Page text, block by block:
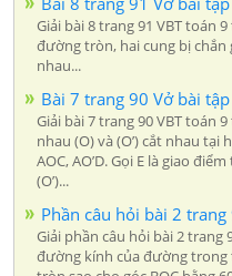
Giải bài 8 trang 91 VBT toán
đường tròn, hai cung bị chắn
nhau...
Bài 7 trang 90 Vở bài
Giải bài 7 trang 90 VBT toán
nhau (O) và (O’) cắt nhau tại
AOC, AO’D. Gọi E là giao
(O’)...
Phần câu hỏi bài 2
Giải phần câu hỏi bài 2 trang
đường kính của đường trong